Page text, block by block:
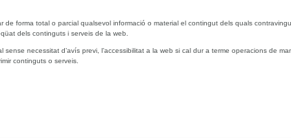
de forma total o parcial qualsevol informació o material el contingut dels quals
dels continguts i serveis de la web.
necessitat d’avís previ, l’accessibilitat a la web si cal dur a terme operacions de
continguts o serveis.